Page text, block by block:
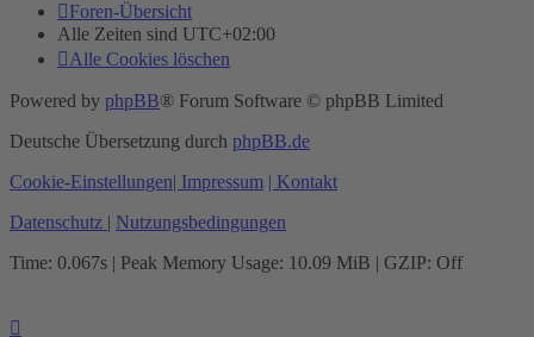
Foren-Übersicht
Alle Zeiten sind UTC+02:00
Alle Cookies löschen
Powered by phpBB® Forum Software © phpBB Limited
Deutsche Übersetzung durch phpBB.de
Cookie-Einstellungen| Impressum | Kontakt
Datenschutz | Nutzungsbedingungen
Time: 0.067s | Peak Memory Usage: 10.09 MiB | GZIP: Off